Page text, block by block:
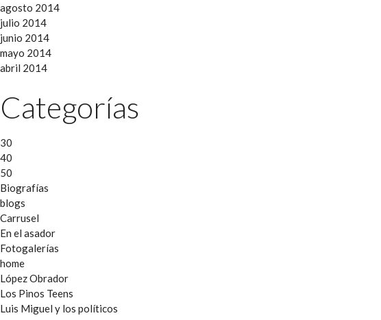
agosto 2014
julio 2014
junio 2014
mayo 2014
abril 2014
Categorías
30
40
50
Biografías
blogs
Carrusel
En el asador
Fotogalerías
home
López Obrador
Los Pinos Teens
Luis Miguel y los políticos